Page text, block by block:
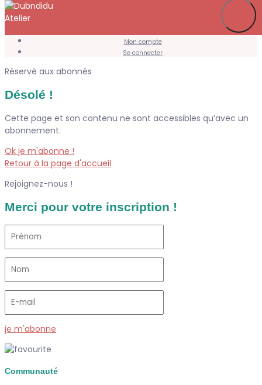
Mon compte
Se connecter
Réservé aux abonnés
Désolé !
Cette page et son contenu ne sont accessibles qu’avec un
abonnement.
Ok je m'abonne !
Retour à la page d'accueil
Rejoignez-nous !
Merci pour votre inscription !
je m'abonne
Communauté